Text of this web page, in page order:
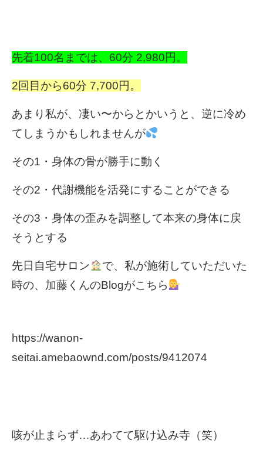
先着100名までは、60分 2,980円。
2回目から60分 7,700円。
あまり私が、凄い〜からとかいうと、逆に冷め
てしまうかもしれませんが
その1・身体の骨が勝手に動く
その2・代謝機能を活発にすることができる
その3・身体の歪みを調整して本来の身体に戻
そうとする
先日自宅サロン
で、私が施術していただいた
時の、加藤くんのBlogがこちら
https://wanon-
seitai.amebaownd.com/posts/9412074
咳が止まらず…あわてて駆け込み寺（笑）